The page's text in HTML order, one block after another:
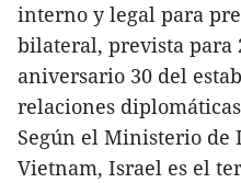
interno y legal para
bilateral, prevista para
aniversario 30 del
relaciones
Según el Ministerio de
Vietnam, Israel es el